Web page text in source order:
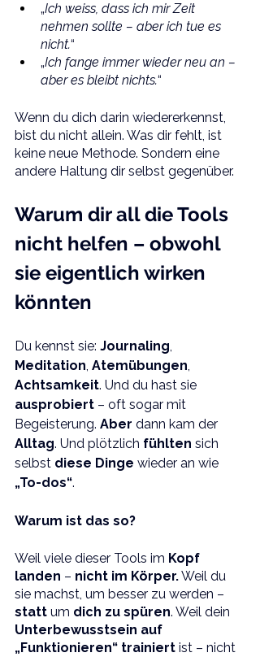
„Ich weiss, dass ich mir Zeit
nehmen sollte – aber ich tue es
nicht.“
„Ich fange immer wieder neu an –
aber es bleibt nichts.“
Wenn du dich darin wiedererkennst,
bist du nicht allein. Was dir fehlt, ist
keine neue Methode. Sondern eine
andere Haltung dir selbst gegenüber.
Warum dir all die Tools
nicht helfen – obwohl
sie eigentlich wirken
könnten
Du kennst sie: Journaling,
Meditation, Atemübungen,
Achtsamkeit. Und du hast sie
ausprobiert – oft sogar mit
Begeisterung. Aber dann kam der
Alltag. Und plötzlich fühlten sich
selbst diese Dinge wieder an wie
„To-dos“.
Warum ist das so?
Weil viele dieser Tools im Kopf
landen – nicht im Körper. Weil du
sie machst, um besser zu werden –
statt um dich zu spüren. Weil dein
Unterbewusstsein auf
„Funktionieren“ trainiert ist – nicht